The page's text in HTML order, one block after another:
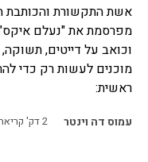
אשת התקשורת והכותבת
מפרסמת את "נעלם
וכואב על דייטים,
מוכנים לעשות רק כדי
ראשית:
עמוס דה וינטר 2דק'